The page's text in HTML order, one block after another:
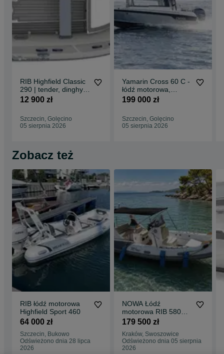
Wystawiamy faktury vat.
Zapraszamy na nasze inne ogłoszenia lub do bezpośredniego
kontaktu.
Oferujemy pełny asortyment sprzętu Yamaha Marine i nie tylko.
Autoryzowany salon i serwis Yamaha Marine
ul. Dębogórska 20
71-717 Szczecin
Poza sezonem, przed przyjazdem prosimy o wcześniejszy kontakt
telefoniczny.
RIB Highfield Classic
290 | tender, dinghy,
mała łódź motorowa
12 900 zł
Szczecin, Golęcino
05 sierpnia 2026
Yamarin Cross 60 C -
łódź motorowa,
wędkarska, patrolowa
199 000 zł
Szczecin, Golęcino
05 sierpnia 2026
Zobacz też
RIB łódź motorowa
Highfield Sport 460
64 000 zł
Szczecin, Bukowo
Odświeżono dnia 28 lipca
2026
NOWA Łódź
motorowa RIB 580
Calmaro + silnik
przyczepa
179 500 zł
Kraków, Swoszowice
Odświeżono dnia 05 sierpnia
2026